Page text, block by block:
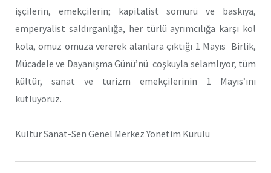
işçilerin, emekçilerin; kapitalist sömürü ve baskıya,
emperyalist saldırganlığa, her türlü ayrımcılığa karşı kol
kola, omuz omuza vererek alanlara çıktığı 1 Mayıs Birlik,
Mücadele ve Dayanışma Günü’nü coşkuyla selamlıyor, tüm
kültür, sanat ve turizm emekçilerinin 1 Mayıs’ını
kutluyoruz.
Kültür Sanat-Sen Genel Merkez Yönetim Kurulu